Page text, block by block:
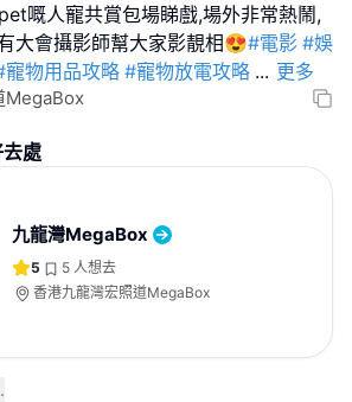
嘅人寵共賞包場睇戲,場外非常熱鬧,
大會攝影師幫大家影靚相😍#電影 #娛
寵物用品攻略 #寵物放電攻略 ... 更多
MegaBox
處
九龍灣MegaBox
5 5 人想去
香港九龍灣宏照道MegaBox